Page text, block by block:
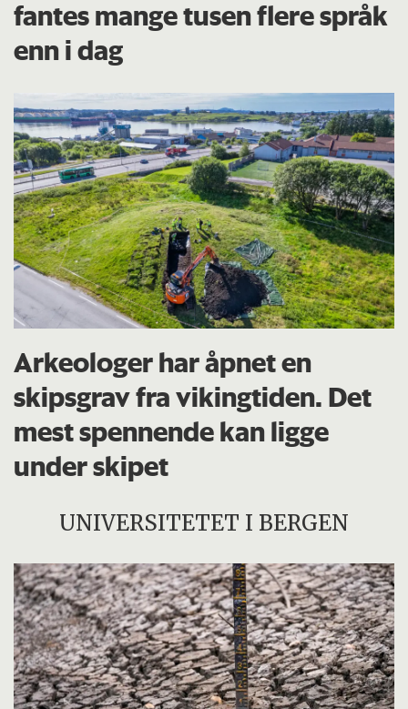
fantes mange tusen flere språk
enn i dag
Arkeologer har åpnet en
skipsgrav fra vikingtiden. Det
mest spennende kan ligge
under skipet
UNIVERSITETET I BERGEN